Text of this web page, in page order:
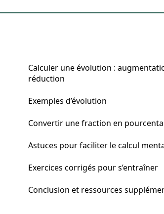
Calculer une évolution :
réduction
Exemples d’évolution
Convertir une fraction en
Astuces pour faciliter le calcul
Exercices corrigés pour s’entraîner
Conclusion et ressources